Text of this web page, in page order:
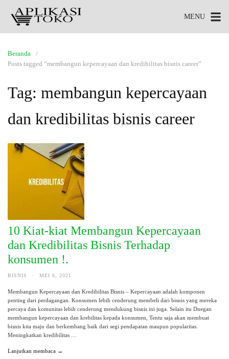
MENU
Beranda
Posts tagged “membangun kepercayaan dan kredibilitas bisnis career”
Tag: membangun kepercayaan
dan kredibilitas bisnis career
10 Kiat-kiat Membangun Kepercayaan
dan Kredibilitas Bisnis Terhadap
konsumen !.
BISNIS · MEI 6, 2021
Membangun Kepercayaan dan Kredibilitas Bisnis – Kepercayaan adalah komponen
penting dari perdagangan. Konsumen lebih cenderung membeli dari bisnis yang mereka
percaya dan komunitas lebih cenderung mendukung bisnis ini juga. Selain itu Dnegan
membangun kepercayaan dan krebilitas kepada konsumen, Tentu saja akan membuat
bisnis kita maju dan berkembang baik dari segi pendapatan maupun popularitas.
Meningkatkan kredibilitas …
Lanjutkan membaca →